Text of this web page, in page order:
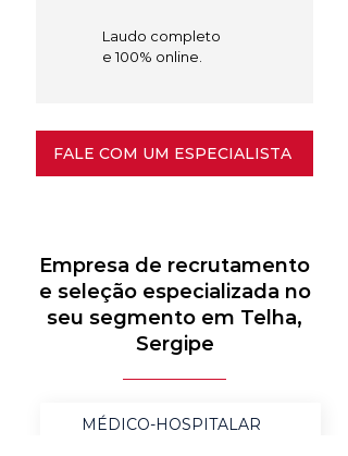
Laudo completo
e 100% online.
FALE COM UM ESPECIALISTA
Empresa de recrutamento
e seleção especializada no
seu segmento em Telha,
Sergipe
MÉDICO-HOSPITALAR